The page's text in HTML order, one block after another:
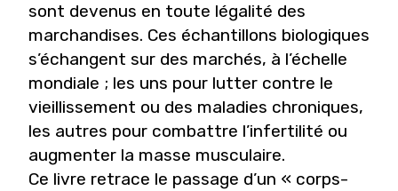
sont devenus en toute légalité des
marchandises. Ces échantillons biologiques
s’échangent sur des marchés, à l’échelle
mondiale ; les uns pour lutter contre le
vieillissement ou des maladies chroniques,
les autres pour combattre l’infertilité ou
augmenter la masse musculaire.
Ce livre retrace le passage d’un « corps-